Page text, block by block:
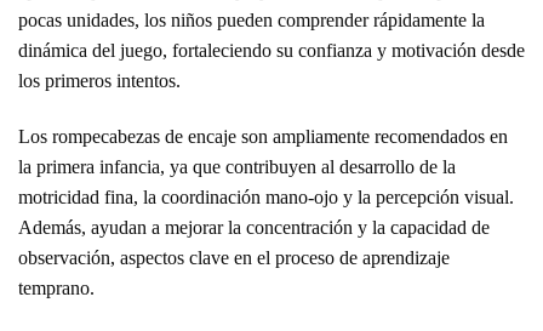
pocas unidades, los niños pueden comprender rápidamente la
dinámica del juego, fortaleciendo su confianza y motivación desde
los primeros intentos.
Los rompecabezas de encaje son ampliamente recomendados en
la primera infancia, ya que contribuyen al desarrollo de la
motricidad fina, la coordinación mano-ojo y la percepción visual.
Además, ayudan a mejorar la concentración y la capacidad de
observación, aspectos clave en el proceso de aprendizaje
temprano.